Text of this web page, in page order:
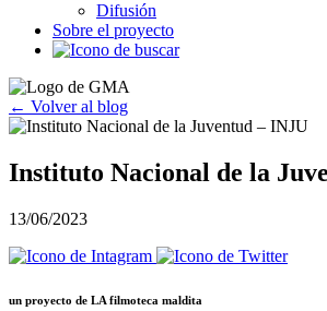
Difusión
Sobre el proyecto
← Volver al blog
Instituto Nacional de la
13/06/2023
un proyecto de LA filmoteca maldita